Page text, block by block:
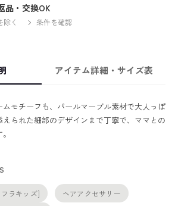
品・交換OK
く 条件を確認
アイテム詳細・サイズ表
モチーフも、パールマーブル素材で大人っぽ
られた細部のデザインまで丁寧で、ママとの
ラキッズ]
ヘアアクセサリー